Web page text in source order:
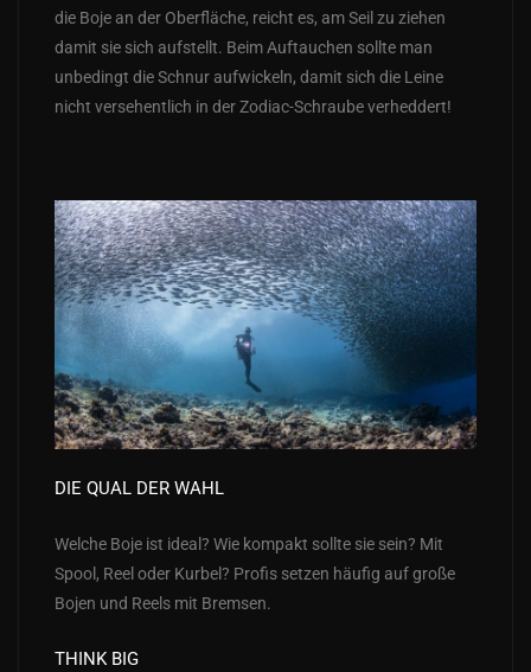
die Boje an der Oberfläche, reicht es, am Seil zu ziehen
damit sie sich aufstellt. Beim Auftauchen sollte man
unbedingt die Schnur aufwickeln, damit sich die Leine
nicht versehentlich in der Zodiac-Schraube verheddert!
DIE QUAL DER WAHL
Welche Boje ist ideal? Wie kompakt sollte sie sein? Mit
Spool, Reel oder Kurbel? Profis setzen häufig auf große
Bojen und Reels mit Bremsen.
THINK BIG